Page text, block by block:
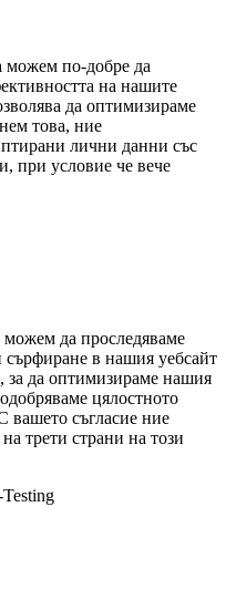
можем по-добре да
на нашите
да оптимизираме
това, ние
лични данни със
при условие че вече
да проследяваме
в нашия уебсайт
за да оптимизираме нашия
цялостното
вашето съгласие ние
трети страни на този